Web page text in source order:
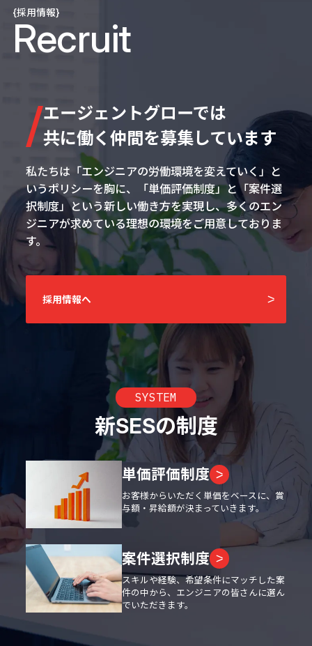
{採用情報}
Recruit
エージェントグローでは
共に働く仲間を募集しています
私たちは「エンジニアの労働環境を変えていく」と
いうポリシーを胸に、「単価評価制度」と「案件選
択制度」という新しい働き方を実現し、多くのエン
ジニアが求めている理想の環境をご用意しておりま
す。
採用情報へ
SYSTEM
新SESの制度
単価評価制度
お客様からいただく単価をベースに、賞
与額・昇給額が決まっていきます。
案件選択制度
スキルや経験、希望条件にマッチした案
件の中から、エンジニアの皆さんに選ん
でいただきます。